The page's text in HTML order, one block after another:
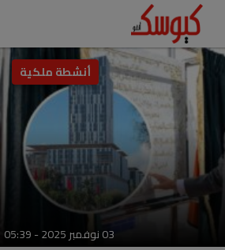
أنشطة ملكية
03 نوفمبر 2025 - 05:39
modal-check